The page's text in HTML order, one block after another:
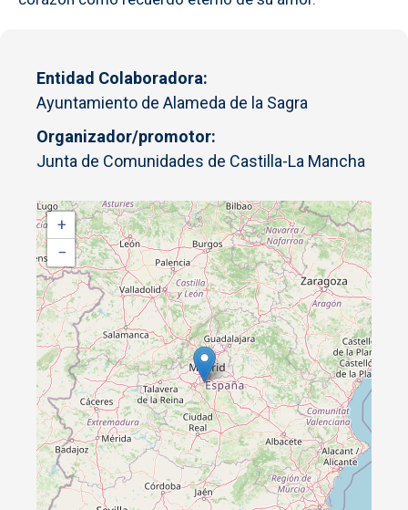
Entidad Colaboradora
Ayuntamiento de Alameda de la Sagra
Organizador/promotor
Junta de Comunidades de Castilla-La Mancha
+
−